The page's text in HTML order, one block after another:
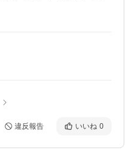
違反報告 いいね 0